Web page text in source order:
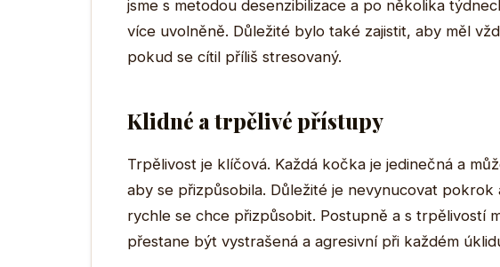
jsme s metodou desenzibilizace a po několika
více uvolněně. Důležité bylo také zajistit, aby měl
pokud se cítil příliš stresovaný.
Klidné a trpělivé přístupy
Trpělivost je klíčová. Každá kočka je jedinečná a
aby se přizpůsobila. Důležité je nevynucovat
rychle se chce přizpůsobit. Postupně a s trpělivostí
přestane být vystrašená a agresivní při každém